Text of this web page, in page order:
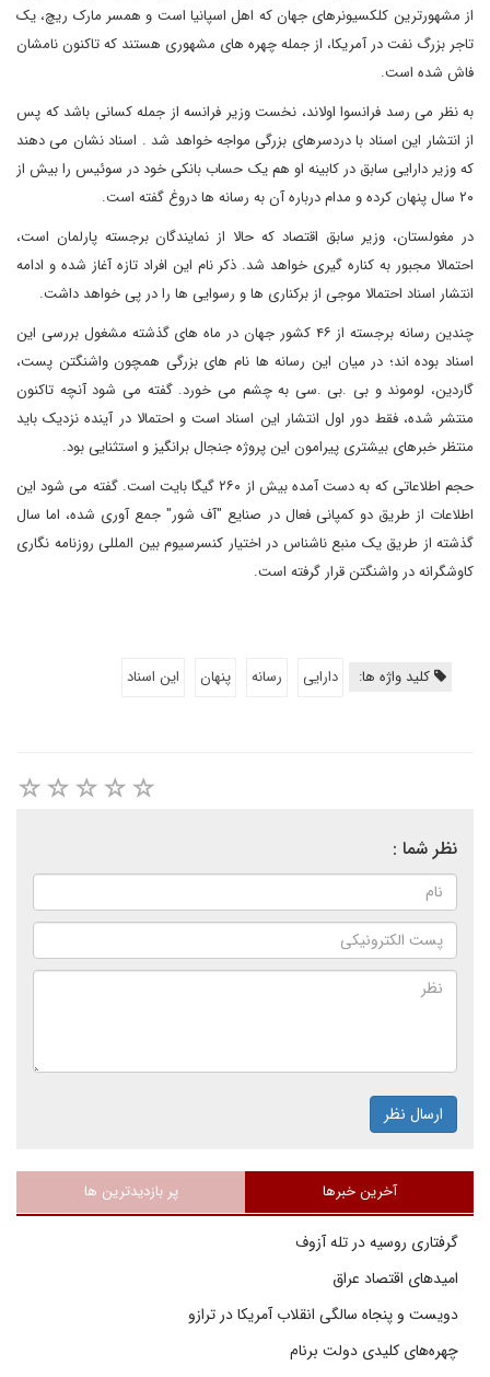
از مشهورترین کلکسیونرهای جهان که اهل اسپانیا است و همسر مارک ریچ، یک
تاجر بزرگ نفت در آمریکا، از جمله چهره های مشهوری هستند که تاکنون نامشان
فاش شده است.
به نظر می رسد فرانسوا اولاند، نخست وزیر فرانسه از جمله کسانی باشد که پس
از انتشار این اسناد با دردسرهای بزرگی مواجه خواهد شد . اسناد نشان می دهند
که وزیر دارایی سابق در کابینه او هم یک حساب بانکی خود در سوئیس را بیش از
۲۰ سال پنهان کرده و مدام درباره آن به رسانه ها دروغ گفته است.
در مغولستان، وزیر سابق اقتصاد که حالا از نمایندگان برجسته پارلمان است،
احتمالا مجبور به کناره گیری خواهد شد. ذکر نام این افراد تازه آغاز شده و ادامه
انتشار اسناد احتمالا موجی از برکناری ها و رسوایی ها را در پی خواهد داشت.
چندین رسانه برجسته از ۴۶ کشور جهان در ماه های گذشته مشغول بررسی این
اسناد بوده اند؛ در میان این رسانه ها نام های بزرگی همچون واشنگتن پست،
گاردین، لوموند و بی .بی .سی به چشم می خورد. گفته می شود آنچه تاکنون
منتشر شده، فقط دور اول انتشار این اسناد است و احتمالا در آینده نزدیک باید
منتظر خبرهای بیشتری پیرامون این پروژه جنجال برانگیز و استثنایی بود.
حجم اطلاعاتی که به دست آمده بیش از ۲۶۰ گیگا بایت است. گفته می شود این
اطلاعات از طریق دو کمپانی فعال در صنایع "آف شور" جمع آوری شده، اما سال
گذشته از طریق یک منبع ناشناس در اختیار کنسرسیوم بین المللی روزنامه نگاری
کاوشگرانه در واشنگتن قرار گرفته است.
کلید واژه ها: دارایی رسانه پنهان این اسناد
نظر شما :
ارسال نظر
آخرین خبرها پر بازدیدترین ها
گرفتاری روسیه در تله آزوف
امیدهای اقتصاد عراق
دویست و پنجاه سالگی انقلاب آمریکا در ترازو
چهره‌های کلیدی دولت برنام